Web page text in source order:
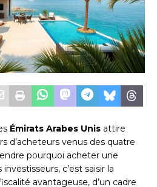
Émirats Arabes Unis attire
d’acheteurs venus des quatre
pourquoi acheter une
c’est saisir la
avantageuse, d’un cadre